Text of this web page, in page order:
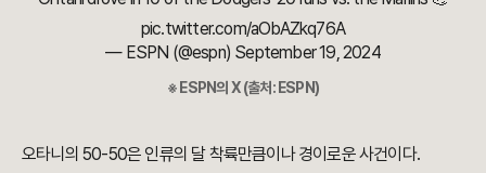
pic.twitter.com/aObAZkq76A
— ESPN (@espn) September 19, 2024
※ ESPN의 X (출처: ESPN)
오타니의 50-50은 인류의 달 착륙만큼이나 경이로운 사건이다.